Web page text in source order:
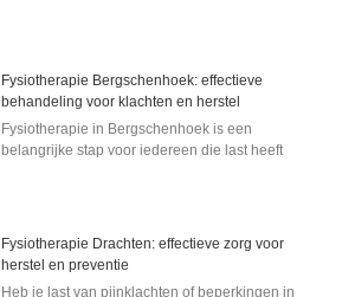
Fysiotherapie Bergschenhoek: effectieve
behandeling voor klachten en herstel
Fysiotherapie in Bergschenhoek is een
belangrijke stap voor iedereen die last heeft
Fysiotherapie Drachten: effectieve zorg voor
herstel en preventie
Heb je last van pijnklachten of beperkingen in